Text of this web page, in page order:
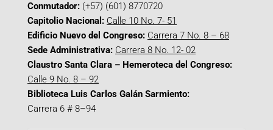
Conmutador: (+57) (601) 8770720
Capitolio Nacional: Calle 10 No. 7- 51
Edificio Nuevo del Congreso: Carrera 7 No. 8 – 68
Sede Administrativa: Carrera 8 No. 12- 02
Claustro Santa Clara – Hemeroteca del Congreso:
Calle 9 No. 8 – 92
Biblioteca Luis Carlos Galán Sarmiento:
Carrera 6 # 8–94